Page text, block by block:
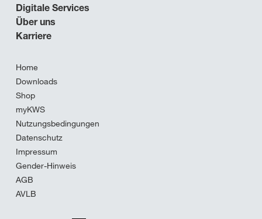
Digitale Services
Über uns
Karriere
Home
Downloads
Shop
myKWS
Nutzungsbedingungen
Datenschutz
Impressum
Gender-Hinweis
AGB
AVLB